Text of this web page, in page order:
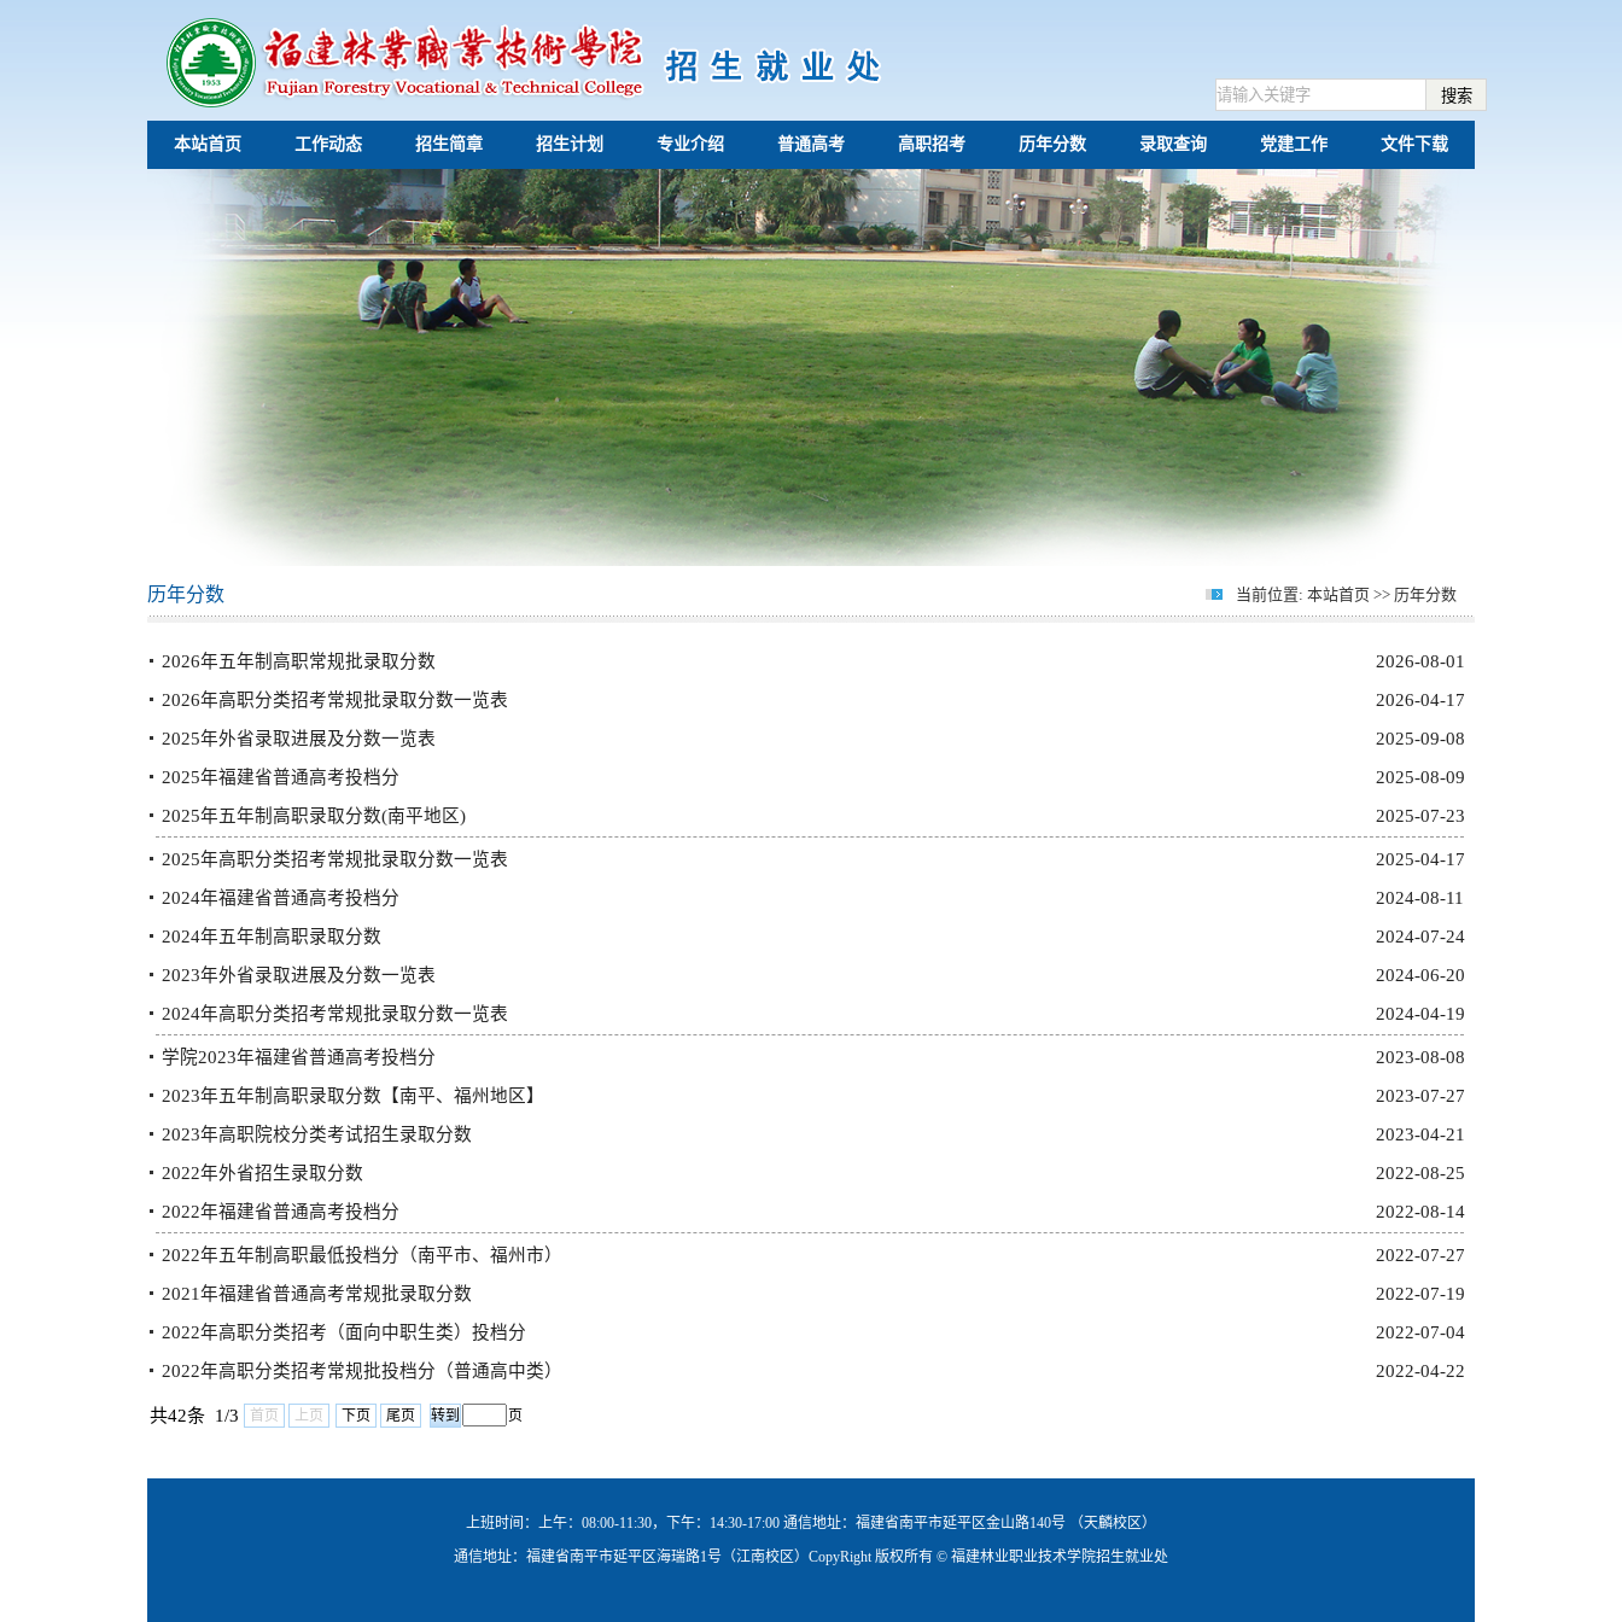
本站首页 工作动态 招生简章 招生计划 专业介绍 普通高考 高职招考 历年分数 录取查询 党建工作 文件下载
历年分数 当前位置: 本站首页 >> 历年分数
2026年五年制高职常规批录取分数
2026-08-01
2026年高职分类招考常规批录取分数一览表
2026-04-17
2025年外省录取进展及分数一览表
2025-09-08
2025年福建省普通高考投档分
2025-08-09
2025年五年制高职录取分数(南平地区)
2025-07-23
2025年高职分类招考常规批录取分数一览表
2025-04-17
2024年福建省普通高考投档分
2024-08-11
2024年五年制高职录取分数
2024-07-24
2023年外省录取进展及分数一览表
2024-06-20
2024年高职分类招考常规批录取分数一览表
2024-04-19
学院2023年福建省普通高考投档分
2023-08-08
2023年五年制高职录取分数【南平、福州地区】
2023-07-27
2023年高职院校分类考试招生录取分数
2023-04-21
2022年外省招生录取分数
2022-08-25
2022年福建省普通高考投档分
2022-08-14
2022年五年制高职最低投档分（南平市、福州市）
2022-07-27
2021年福建省普通高考常规批录取分数
2022-07-19
2022年高职分类招考（面向中职生类）投档分
2022-07-04
2022年高职分类招考常规批投档分（普通高中类）
2022-04-22
共42条 1/3 首页 上页 下页 尾页 页
上班时间：上午：08:00-11:30，下午：14:30-17:00 通信地址：福建省南平市延平区金山路140号 （天麟校区）
通信地址：福建省南平市延平区海瑞路1号（江南校区）CopyRight 版权所有 © 福建林业职业技术学院招生就业处